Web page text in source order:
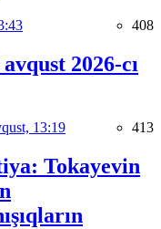
408
2026-cı
13:19 413
Tokayevin